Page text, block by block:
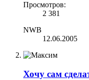
Просмотров:
2 381
NWB
12.06.2005
Хочу сам